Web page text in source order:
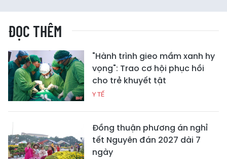
ĐỌC THÊM
"Hành trình gieo mầm xanh hy
vọng": Trao cơ hội phục hồi
cho trẻ khuyết tật
Y TẾ
Đồng thuận phương án nghỉ
tết Nguyên đán 2027 dài 7
ngày